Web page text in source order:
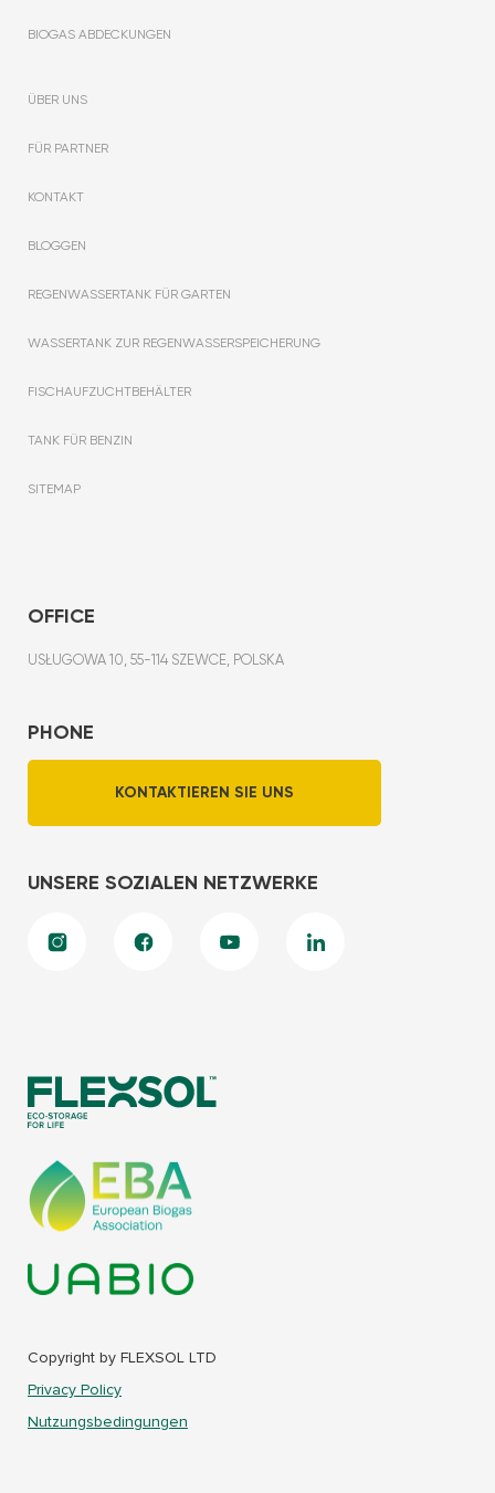
Copyright by FLEXSOL LTD
Privacy Policy
Nutzungsbedingungen
BIOGAS ABDECKUNGEN
ÜBER UNS
FÜR PARTNER
KONTAKT
BLOGGEN
REGENWASSERTANK FÜR GARTEN
WASSERTANK ZUR REGENWASSERSPEICHERUNG
FISCHAUFZUCHTBEHÄLTER
TANK FÜR BENZIN
SITEMAP
OFFICE
USŁUGOWA 10, 55-114 SZEWCE, POLSKA
PHONE
KONTAKTIEREN SIE UNS
UNSERE SOZIALEN NETZWERKE